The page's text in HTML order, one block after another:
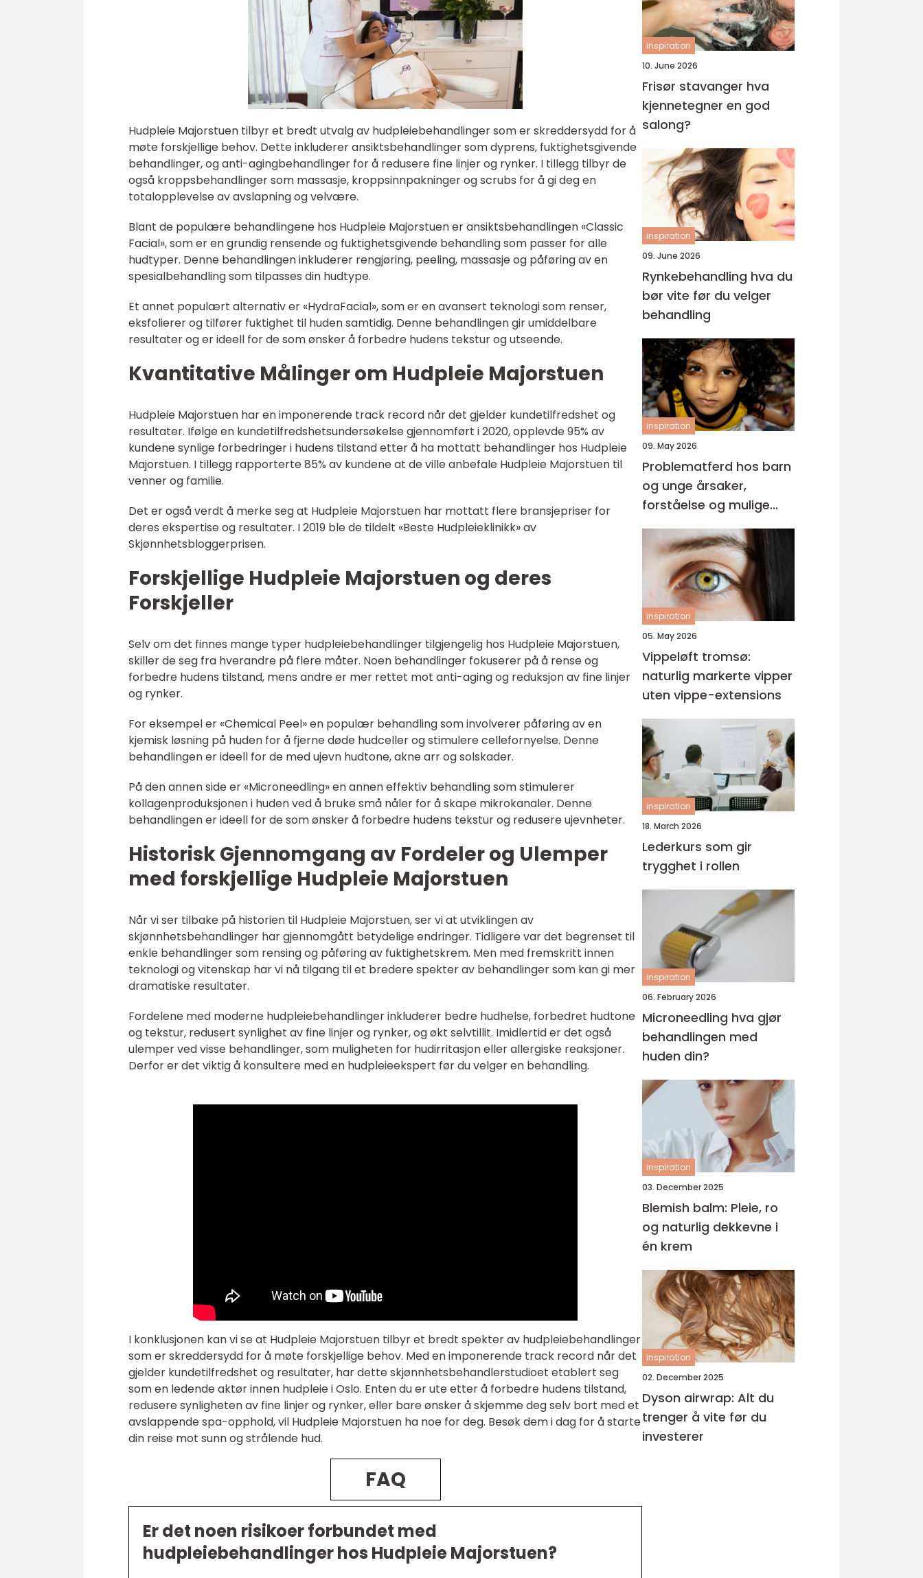
Hudpleie Majorstuen tilbyr et bredt utvalg av hudpleiebehandlinger som er skreddersydd for å
møte forskjellige behov. Dette inkluderer ansiktsbehandlinger som dyprens, fuktighetsgivende
behandlinger, og anti-agingbehandlinger for å redusere fine linjer og rynker. I tillegg tilbyr de
også kroppsbehandlinger som massasje, kroppsinnpakninger og scrubs for å gi deg en
totalopplevelse av avslapning og velvære.
Blant de populære behandlingene hos Hudpleie Majorstuen er ansiktsbehandlingen «Classic
Facial», som er en grundig rensende og fuktighetsgivende behandling som passer for alle
hudtyper. Denne behandlingen inkluderer rengjøring, peeling, massasje og påføring av en
spesialbehandling som tilpasses din hudtype.
Et annet populært alternativ er «HydraFacial», som er en avansert teknologi som renser,
eksfolierer og tilfører fuktighet til huden samtidig. Denne behandlingen gir umiddelbare
resultater og er ideell for de som ønsker å forbedre hudens tekstur og utseende.
Kvantitative Målinger om Hudpleie Majorstuen
Hudpleie Majorstuen har en imponerende track record når det gjelder kundetilfredshet og
resultater. Ifølge en kundetilfredshetsundersøkelse gjennomført i 2020, opplevde 95% av
kundene synlige forbedringer i hudens tilstand etter å ha mottatt behandlinger hos Hudpleie
Majorstuen. I tillegg rapporterte 85% av kundene at de ville anbefale Hudpleie Majorstuen til
venner og familie.
Det er også verdt å merke seg at Hudpleie Majorstuen har mottatt flere bransjepriser for
deres ekspertise og resultater. I 2019 ble de tildelt «Beste Hudpleieklinikk» av
Skjønnhetsbloggerprisen.
Forskjellige Hudpleie Majorstuen og deres
Forskjeller
Selv om det finnes mange typer hudpleiebehandlinger tilgjengelig hos Hudpleie Majorstuen,
skiller de seg fra hverandre på flere måter. Noen behandlinger fokuserer på å rense og
forbedre hudens tilstand, mens andre er mer rettet mot anti-aging og reduksjon av fine linjer
og rynker.
For eksempel er «Chemical Peel» en populær behandling som involverer påføring av en
kjemisk løsning på huden for å fjerne døde hudceller og stimulere cellefornyelse. Denne
behandlingen er ideell for de med ujevn hudtone, akne arr og solskader.
På den annen side er «Microneedling» en annen effektiv behandling som stimulerer
kollagenproduksjonen i huden ved å bruke små nåler for å skape mikrokanaler. Denne
behandlingen er ideell for de som ønsker å forbedre hudens tekstur og redusere ujevnheter.
Historisk Gjennomgang av Fordeler og Ulemper
med forskjellige Hudpleie Majorstuen
Når vi ser tilbake på historien til Hudpleie Majorstuen, ser vi at utviklingen av
skjønnhetsbehandlinger har gjennomgått betydelige endringer. Tidligere var det begrenset til
enkle behandlinger som rensing og påføring av fuktighetskrem. Men med fremskritt innen
teknologi og vitenskap har vi nå tilgang til et bredere spekter av behandlinger som kan gi mer
dramatiske resultater.
Fordelene med moderne hudpleiebehandlinger inkluderer bedre hudhelse, forbedret hudtone
og tekstur, redusert synlighet av fine linjer og rynker, og økt selvtillit. Imidlertid er det også
ulemper ved visse behandlinger, som muligheten for hudirritasjon eller allergiske reaksjoner.
Derfor er det viktig å konsultere med en hudpleieekspert før du velger en behandling.
I konklusjonen kan vi se at Hudpleie Majorstuen tilbyr et bredt spekter av hudpleiebehandlinger
som er skreddersydd for å møte forskjellige behov. Med en imponerende track record når det
gjelder kundetilfredshet og resultater, har dette skjønnhetsbehandlerstudioet etablert seg
som en ledende aktør innen hudpleie i Oslo. Enten du er ute etter å forbedre hudens tilstand,
redusere synligheten av fine linjer og rynker, eller bare ønsker å skjemme deg selv bort med et
avslappende spa-opphold, vil Hudpleie Majorstuen ha noe for deg. Besøk dem i dag for å starte
din reise mot sunn og strålende hud.
FAQ
Er det noen risikoer forbundet med
hudpleiebehandlinger hos Hudpleie Majorstuen?
inspiration
10. June 2026
Frisør stavanger hva
kjennetegner en god
salong?
inspiration
09. June 2026
Rynkebehandling hva du
bør vite før du velger
behandling
inspiration
09. May 2026
Problematferd hos barn
og unge årsaker,
forståelse og mulige
løsninger
inspiration
05. May 2026
Vippeløft tromsø:
naturlig markerte vipper
uten vippe-extensions
inspiration
18. March 2026
Lederkurs som gir
trygghet i rollen
inspiration
06. February 2026
Microneedling hva gjør
behandlingen med
huden din?
inspiration
03. December 2025
Blemish balm: Pleie, ro
og naturlig dekkevne i
én krem
inspiration
02. December 2025
Dyson airwrap: Alt du
trenger å vite før du
investerer